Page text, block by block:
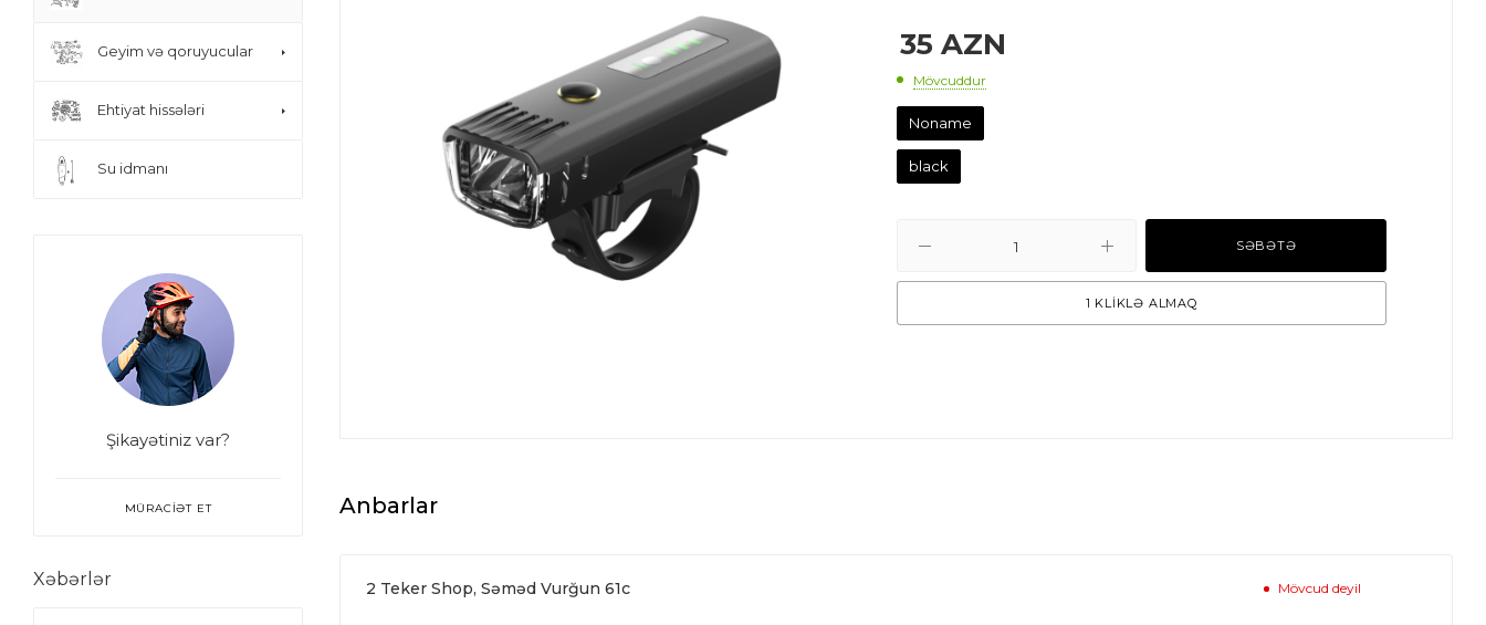
35 AZN
Mövcuddur
Noname
black
SƏBƏTƏ
1 KLİKLƏ ALMAQ
Anbarlar
2 Teker Shop, Səməd Vurğun 61c Mövcud deyil
Geyim və qoruyucular
Ehtiyat hissələri
Su idmanı
Şikayətiniz var?
MÜRACİƏT ET
Xəbərlər